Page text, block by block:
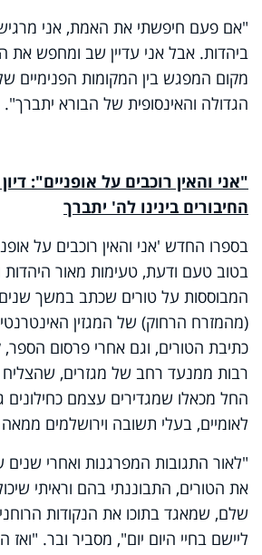
"אם פעם חיפשתי את האמת, אני
ביהדות. אבל אני עדיין שב ומחפש את
מקום המפגש בין המקומות הפנימיים
הגדולה והאינסופית של הבורא יתברך".
"אני והאין רוכבים על אופניים":
החיבורים בינינו לה' יתברך
בספרו החדש 'אני והאין רוכבים על
בטוב טעם ודעת, טעימות מאור היהדות
המבוססות על טורים שכתב במשך שנים
(מהמזרח הרחוק) של המגזין
כתיבת הטורים, וגם אחרי פרסום הספר,
רבות ממנעד רחב של מגזרים,
החל מכאלו שמגדירים עצמם כחילונים
לאומיים, בעלי תשובה וירושלמים
"לאור התגובות המפרגנות ואחרי
את הטורים, התבוננתי בהם וראיתי
שלם, שמאגד בתוכו את הנקודות
ליישם בחיי היום יום", מסביר ובר. "ואז